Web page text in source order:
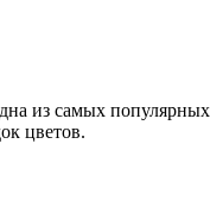
из самых
цветов.